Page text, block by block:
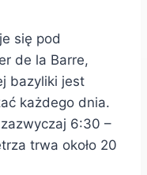
się pod
de la Barre,
bazyliki jest
każdego dnia.
6:30 –
trwa około 20